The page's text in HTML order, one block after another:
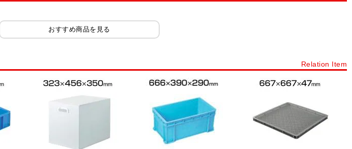
コンテナ・コンテナボックス コンテナラック
ステンレス作業台
おすすめ商品を見る
Relation Item